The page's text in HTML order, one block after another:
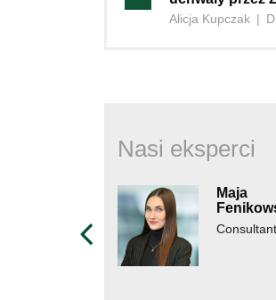
Alicja Kupczak |
Nasi eksperci
Maja
Consultant